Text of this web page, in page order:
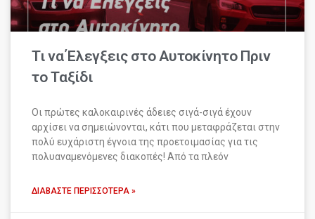
Τι να Έλεγξεις στο Αυτοκίνητο Πριν
το Ταξίδι
Οι πρώτες καλοκαιρινές άδειες σιγά-σιγά έχουν
αρχίσει να σημειώνονται, κάτι που μεταφράζεται στην
πολύ ευχάριστη έγνοια της προετοιμασίας για τις
πολυαναμενόμενες διακοπές! Από τα πλεόν
ΔΙΑΒΆΣΤΕ ΠΕΡΙΣΣΌΤΕΡΑ »